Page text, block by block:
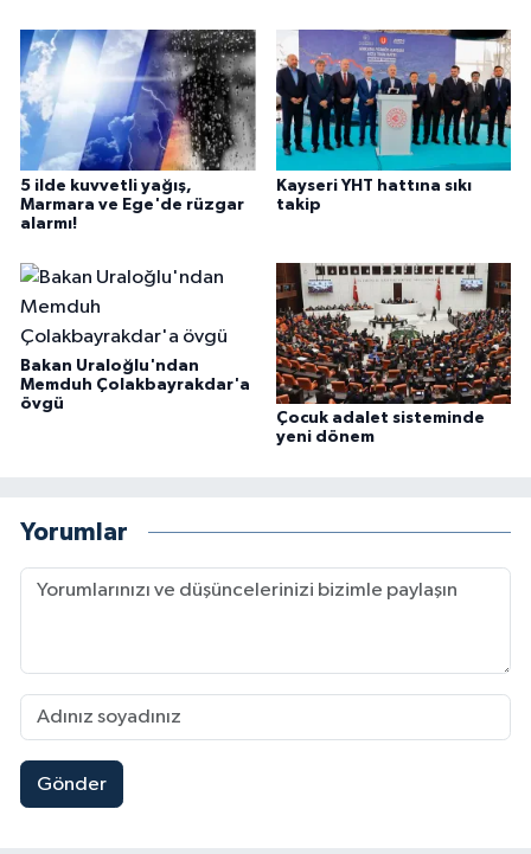
5 ilde kuvvetli yağış,
Marmara ve Ege'de rüzgar
alarmı!
Kayseri YHT hattına sıkı
takip
Bakan Uraloğlu'ndan
Memduh Çolakbayrakdar'a
övgü
Çocuk adalet sisteminde
yeni dönem
Yorumlar
Gönder